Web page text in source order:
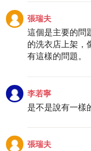
張瑞夫
這個是主要的問
的洗衣店上架，
有這樣的問題。
李若寧
是不是說有一樣
張瑞夫